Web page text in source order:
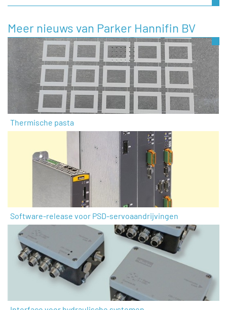
Meer nieuws van Parker Hannifin BV
Thermische pasta
Software-release voor PSD-servoaandrijvingen